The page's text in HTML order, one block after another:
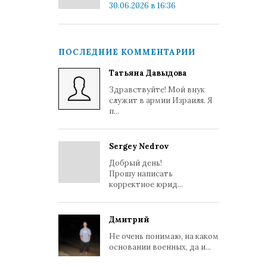
30.06.2026 в 16:36
ПОСЛЕДНИЕ КОММЕНТАРИИ
Татьяна Давыдова
Здравствуйте! Мой внук
служит в армии Израиля. Я
п...
Sergey Nedrov
Добрый день!
Прошу написать
корректное юрид...
Дмитрий
Не очень понимаю, на каком
основании военных, да и...